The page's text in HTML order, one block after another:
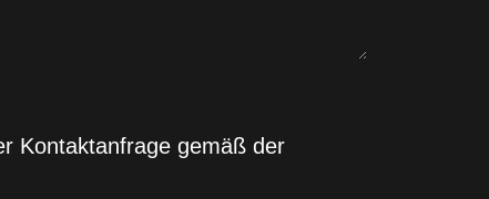
Kontaktanfrage gemäß der